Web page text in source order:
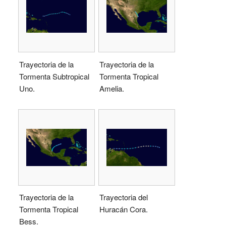
Trayectoria de la
Tormenta Subtropical
Uno.
Trayectoria de la
Tormenta Tropical
Amelia.
Trayectoria de la
Tormenta Tropical
Bess.
Trayectoria del
Huracán Cora.